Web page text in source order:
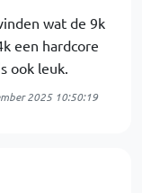
wat de 9k
een hardcore
ook leuk.
2025 10:50:19